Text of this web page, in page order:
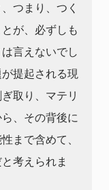
つまり、つく
が、必ずしも
言えないでし
提起される現
取り、マテリ
、その背後に
まで含めて、
考えられま